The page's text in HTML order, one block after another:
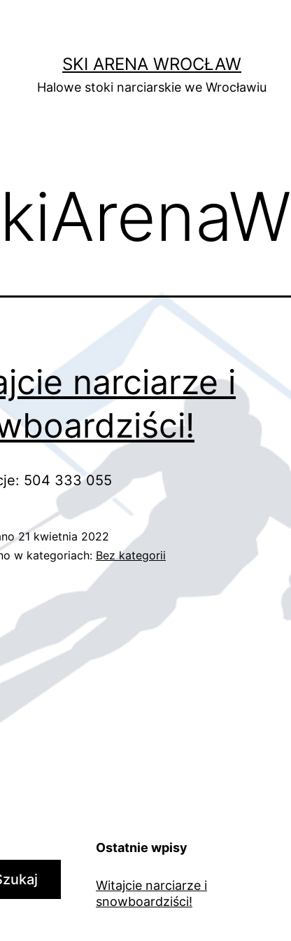
SKI ARENA WROCŁAW
Halowe stoki narciarskie we Wrocławiu
narciarze i
504 333 055
21 kwietnia 2022
w kategoriach: Bez kategorii
Ostatnie wpisy
Witajcie narciarze i
snowboardziści!